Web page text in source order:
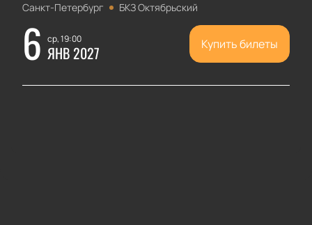
Санкт-Петербург БКЗ Октябрьский
6 ср, 19:00
ЯНВ 2027 Купить билеты